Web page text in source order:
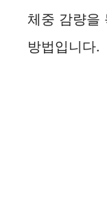
체중 감량을
방법입니다.